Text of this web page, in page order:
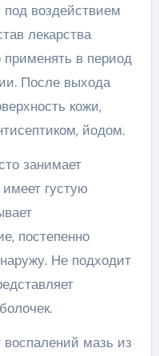
воздействием
лекарства
в период
После выхода
кожи,
йодом.
занимает
густую
постепенно
Не подходит
мазь из